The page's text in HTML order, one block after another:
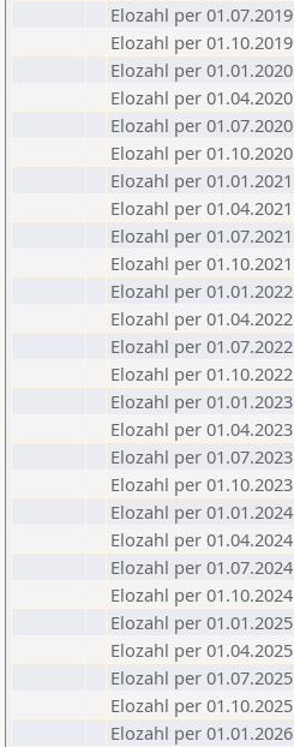
Elozahl per 01.07.2019
Elozahl per 01.10.2019
Elozahl per 01.01.2020
Elozahl per 01.04.2020
Elozahl per 01.07.2020
Elozahl per 01.10.2020
Elozahl per 01.01.2021
Elozahl per 01.04.2021
Elozahl per 01.07.2021
Elozahl per 01.10.2021
Elozahl per 01.01.2022
Elozahl per 01.04.2022
Elozahl per 01.07.2022
Elozahl per 01.10.2022
Elozahl per 01.01.2023
Elozahl per 01.04.2023
Elozahl per 01.07.2023
Elozahl per 01.10.2023
Elozahl per 01.01.2024
Elozahl per 01.04.2024
Elozahl per 01.07.2024
Elozahl per 01.10.2024
Elozahl per 01.01.2025
Elozahl per 01.04.2025
Elozahl per 01.07.2025
Elozahl per 01.10.2025
Elozahl per 01.01.2026